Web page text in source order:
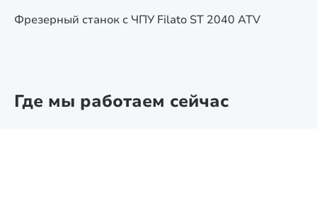
Фрезерный станок с ЧПУ Filato ST 2040 ATV
Где мы работаем сейчас